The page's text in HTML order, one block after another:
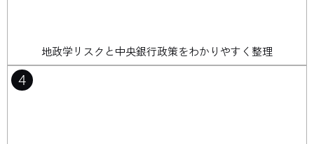
地政学リスクと中央銀行政策をわかりやすく整理
4